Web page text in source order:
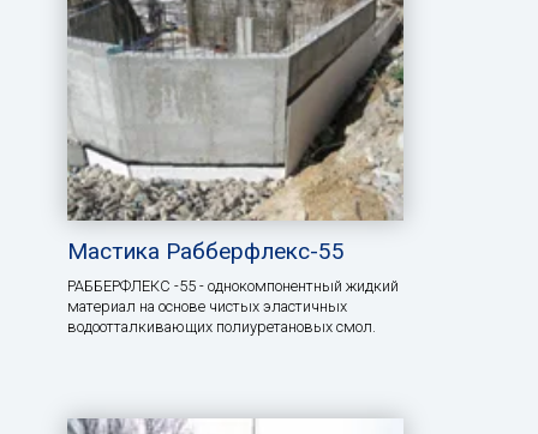
Мастика Рабберфлекс-55
РАББЕРФЛЕКС -55 - однокомпонентный жидкий
материал на основе чистых эластичных
водоотталкивающих полиуретановых смол.